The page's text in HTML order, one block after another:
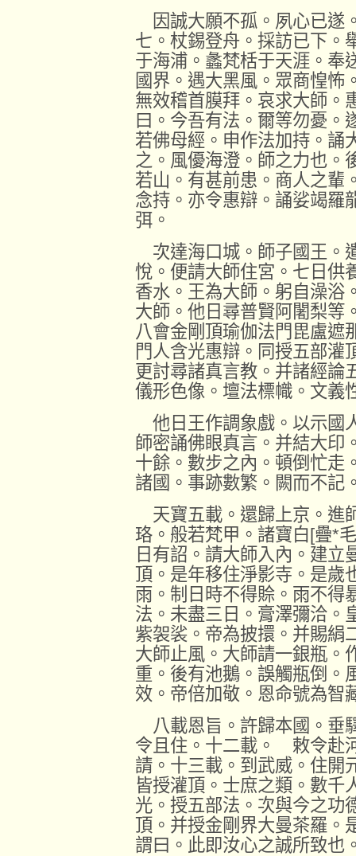
因誠大願不孤。夙心已遂
七。杖錫登舟。採訪已下。
于海浦。蠡梵栝于天涯。奉
國界。遇大黑風。眾商惶怖
無效稽首膜拜。哀求大師。
曰。今吾有法。爾等勿憂。
若佛母經。申作法加持。誦
之。風優海澄。師之力也。
若山。有甚前患。商人之輩
念持。亦令惠辯。誦娑竭羅
弭。
次達海口城。師子國王。
悅。便請大師住宮。七日供
香水。王為大師。躬自澡浴
大師。他日尋普賢阿闍梨等
八會金剛頂瑜伽法門毘盧遮
門人含光惠辯。同授五部灌
更討尋諸真言教。并諸經論
儀形色像。壇法標幟。文義
他日王作調象戲。以示國
師密誦佛眼真言。并結大印
十餘。數步之內。頓倒忙走
諸國。事跡數繁。闕而不記
天寶五載。還歸上京。進
珞。般若梵甲。諸寶白[疊*毛
日有詔。請大師入內。建立
頂。是年移住淨影寺。是歲
雨。制日時不得賒。雨不得
法。未盡三日。膏澤彌洽。
紫袈裟。帝為披擐。并賜絹
大師止風。大師請一銀瓶。
重。後有池鵝。誤觸瓶倒。
效。帝倍加敬。恩命號為智
八載恩旨。許歸本國。垂
令且住。十二載。 敕令赴
請。十三載。到武威。住開
皆授灌頂。士庶之類。數千
光。授五部法。次與今之功
頂。并授金剛界大曼茶羅。
謂曰。此即汝心之誠所致也